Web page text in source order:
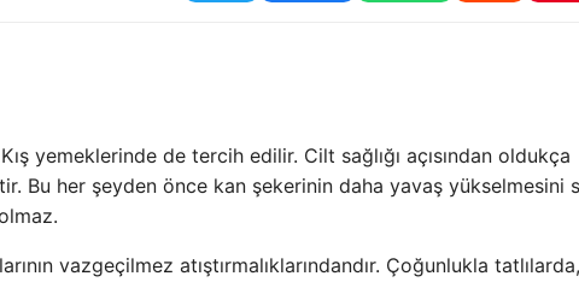
yemeklerinde de tercih edilir. Cilt sağlığı açısından oldukça
Bu her şeyden önce kan şekerinin daha yavaş yükselmesini
vazgeçilmez atıştırmalıklarındandır. Çoğunlukla tatlılarda,